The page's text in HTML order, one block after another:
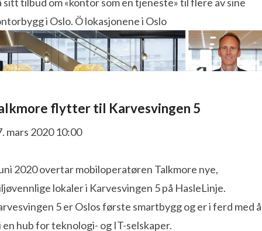
i Oslo. Ö lokasjonene i Oslo
flytter til Karvesvingen 5
mars 2020 10:00
2020 overtar mobiloperatøren Talkmore nye,
lokaler i Karvesvingen 5 på HasleLinje.
5 er Oslos første smartbygg og er i ferd med å
en hub for teknologi- og IT-selskaper.